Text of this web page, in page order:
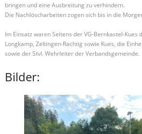
bringen und eine Ausbreitung zu verhindern.
Die Nachlöscharbeiten zogen sich bis in die
Im Einsatz waren Seitens der VG-Bernkastel-Kues
Longkamp, Zeltingen-Rachtig sowie Kues, die
sowie der Stvl. Wehrleiter der Verbandsgemeinde.
Bilder: